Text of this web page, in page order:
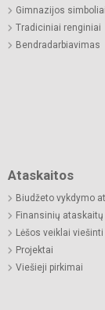
Gimnazijos simboliai
Tradiciniai renginiai
Bendradarbiavimas
Ataskaitos
Biudžeto vykdymo
Finansinių
Lėšos veiklai viešinti
Projektai
Viešieji pirkimai